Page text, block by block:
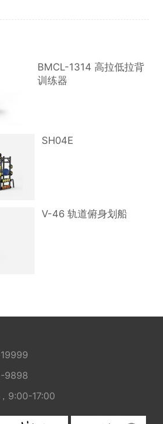
BMCL-1314 高拉低拉背
训练器
SH04E
V-46 轨道俯身划船
9898
9:00-17:00